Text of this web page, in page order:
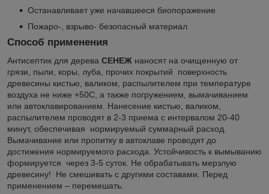
Останавливает уже начавшееся биопоражение
Пожаро-, взрыво- безопасный материал
Способ применения
Антисептик для дерева СЕНЕЖ наносят на очищенную от
грязи, пыли, коры, луба, прочих покрытий поверхность
древесины кистью, валиком, распылителем при температуре
воздуха не ниже +50С, а также погружением, вымачиванием
или автоклавированием. Нанесение кистью, валиком,
распылителем проводят в 2-3 приема с интервалом 20-40
минут, обеспечивая нормируемый суммарный расход.
Вымачивание или пропитку в автоклаве проводят до
достижения нормируемого расхода. Устойчивость к вымыванию
формируется через 3-5 суток. Не обрабатывать мерзлую
древесину! Не смешивать с другими составами. Перед
применением – перемешать.